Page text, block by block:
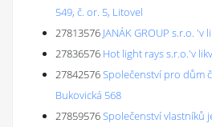
549, č. or. 5, Litovel
27813576 JANÁK GROUP s.r.o. 'v
27836576 Hot light rays s.r.o.'v
27842576Společenství pro dům
Bukovická 568
27859576Společenství vlastníků